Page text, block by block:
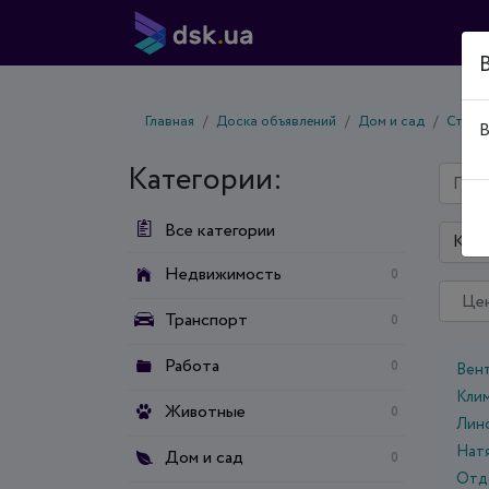
Главная Доска объявлений Дом и сад
Категории:
Все категории
Недвижимость
0
Транспорт 0
Работа 0
Животные 0
Дом и сад 0